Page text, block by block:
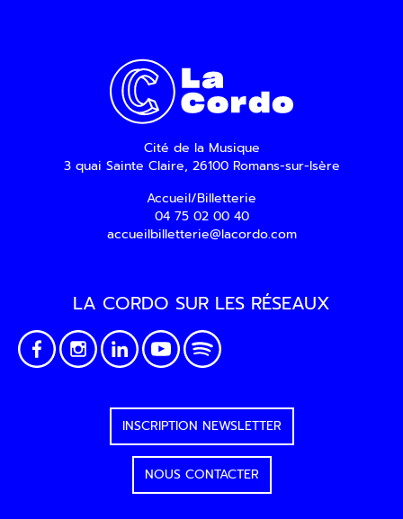
Cité de la Musique
3 quai Sainte Claire, 26100 Romans-sur-Isère
Accueil/Billetterie
04 75 02 00 40
accueilbilletterie@lacordo.com
LA CORDO SUR LES RÉSEAUX
INSCRIPTION NEWSLETTER
NOUS CONTACTER
pouvez vous désinscrire à tout moment via
les liens de désinscription ou en nous
contactant. Pour en savoir plus, consultez
Politique de confidentialité.
SOUMETTRE